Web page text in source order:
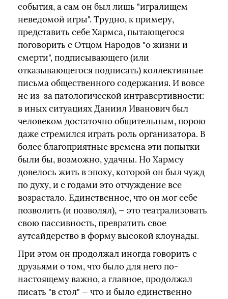
события, а сам он был лишь "игралищем
неведомой игры". Трудно, к примеру,
представить себе Хармса, пытающегося
поговорить с Отцом Народов "о жизни и
смерти", подписывающего (или
отказывающегося подписать) коллективные
письма общественного содержания. И вовсе
не из-за патологической интравертивности:
в иных ситуациях Даниил Иванович был
человеком достаточно общительным, порою
даже стремился играть роль организатора. В
более благоприятные времена эти попытки
были бы, возможно, удачны. Но Хармсу
довелось жить в эпоху, которой он был чужд
по духу, и с годами это отчуждение все
возрастало. Единственное, что он мог себе
позволить (и позволял), — это театрализовать
свою пассивность, превратить свое
аутсайдерство в форму высокой клоунады.
При этом он продолжал иногда говорить с
друзьями о том, что было для него по-
настоящему важно, а главное, продолжал
писать "в стол" — что и было единственно